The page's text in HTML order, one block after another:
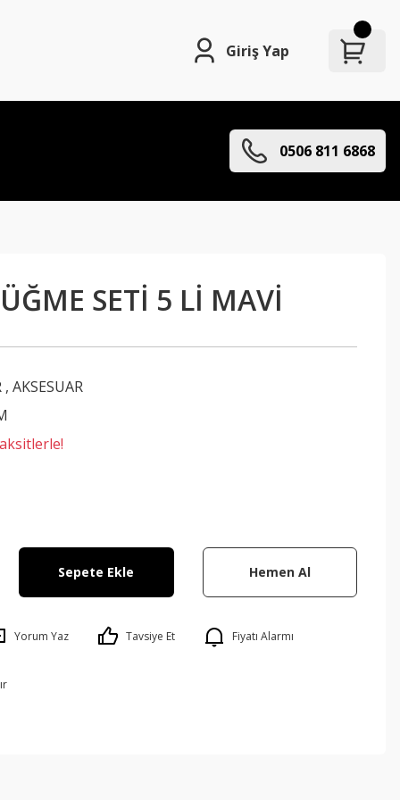
Giriş Yap
0506 811 6868
SETİ 5 Lİ MAVİ
,AKSESUAR
Sepete Ekle Hemen Al
Yorum Yaz Tavsiye Et Fiyatı Alarmı